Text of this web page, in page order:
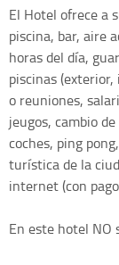
El Hotel ofrece a
piscina, bar, aire
horas del día,
piscinas
o reuniones,
jeugos, cambio
coches, ping
turística de la
internet (con
En este hotel NO